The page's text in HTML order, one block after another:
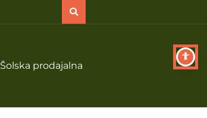
Šolska prodajalna